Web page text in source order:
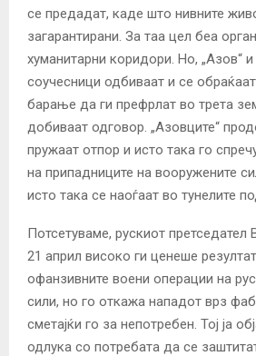
се предадат, каде што нивните
загарантирани. За таа цел беа
хуманитарни коридори. Но, „Азов“ и
соучесници одбиваат и се
барање да ги префрлат во трета
добиваат одговор. „Азовците“
пружаат отпор и исто така го
на припадниците на вооружените
исто така се наоѓаат во тунелите
Потсетуваме, рускиот
21 април високо ги ценеше
офанзивните воени операции на
сили, но го откажа нападот врз
сметајќи го за непотребен. Тој ја
одлука со потребата да се